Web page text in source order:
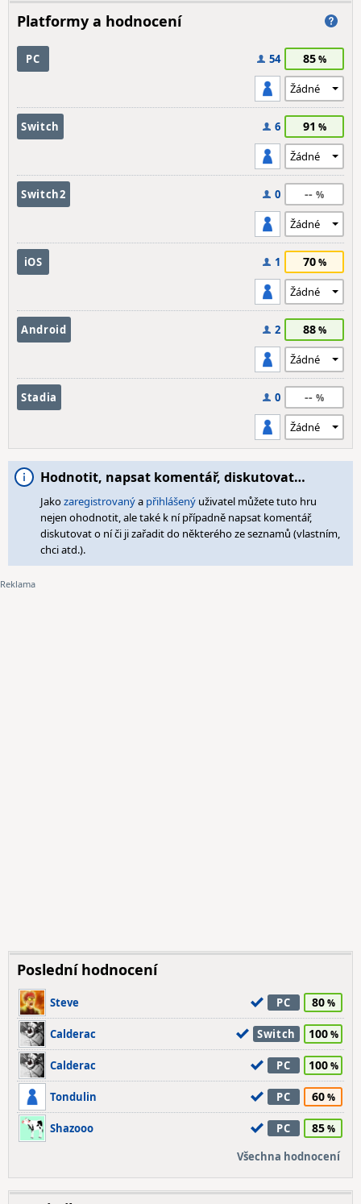
Platformy a hodnocení
PC 54 85
Switch 6 91
Switch2 0 --
iOS 1 70
Android 2 88
Stadia 0 --
Hodnotit, napsat komentář, diskutovat…
Jakozaregistrovanýa přihlášený uživatel můžete tuto hru
nejen ohodnotit, ale také k ní případně napsat komentář,
diskutovat o ní či ji zařadit do některého ze seznamů (vlastním,
chci atd.).
Poslední hodnocení
Steve PC 80
Calderac Switch 100
Calderac PC 100
Tondulin PC 60
Shazooo PC 85
Všechna hodnocení